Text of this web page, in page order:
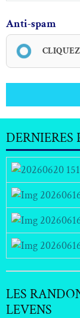
Anti-spam
DERNIERES
LES
LEVENS